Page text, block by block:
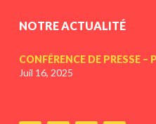
NOTRE ACTUALITÉ
CONFÉRENCE DE PRESSE –
Juil 16, 2025